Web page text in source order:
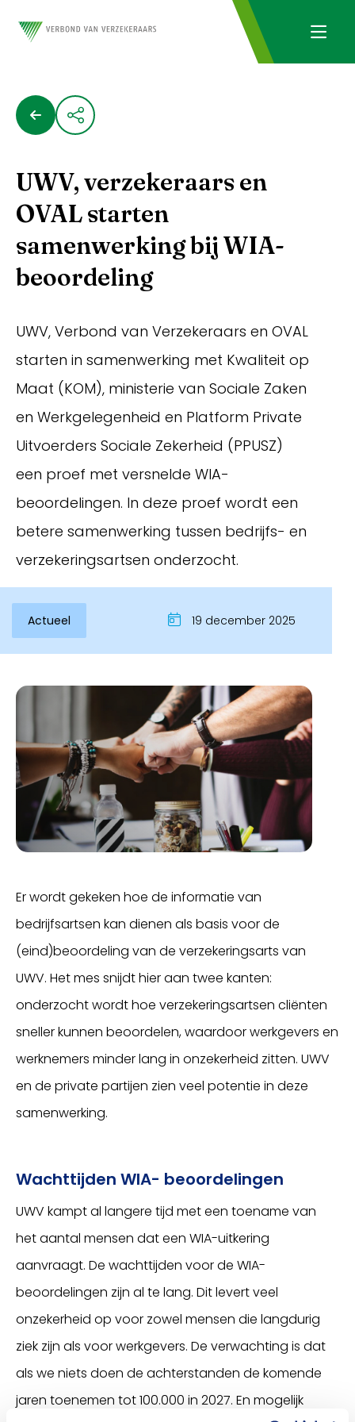
Inloggen
UWV, verzekeraars en
OVAL starten
samenwerking bij WIA-
beoordeling
UWV, Verbond van Verzekeraars en OVAL
starten in samenwerking met Kwaliteit op
Maat (KOM), ministerie van Sociale Zaken
en Werkgelegenheid en Platform Private
Uitvoerders Sociale Zekerheid (PPUSZ)
een proef met versnelde WIA-
beoordelingen. In deze proef wordt een
betere samenwerking tussen bedrijfs- en
verzekeringsartsen onderzocht.
Actueel 19 december 2025
Er wordt gekeken hoe de informatie van
bedrijfsartsen kan dienen als basis voor de
(eind)beoordeling van de verzekeringsarts van
UWV. Het mes snijdt hier aan twee kanten:
onderzocht wordt hoe verzekeringsartsen cliënten
sneller kunnen beoordelen, waardoor werkgevers en
werknemers minder lang in onzekerheid zitten. UWV
en de private partijen zien veel potentie in deze
samenwerking.
Wachttijden WIA- beoordelingen
UWV kampt al langere tijd met een toename van
het aantal mensen dat een WIA-uitkering
aanvraagt. De wachttijden voor de WIA-
beoordelingen zijn al te lang. Dit levert veel
onzekerheid op voor zowel mensen die langdurig
ziek zijn als voor werkgevers. De verwachting is dat
als we niets doen de achterstanden de komende
jaren toenemen tot 100.000 in 2027. En mogelijk